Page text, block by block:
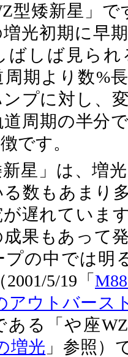
型矮新星」
光初期に早
ばしば見ら
期より数%
プに対し、
周期の半分
です。
新星」は、増
数もあまり
遅れていま
果もあって
プの中では明
5/19「
アウトバース
る「や座
増光 」参照）